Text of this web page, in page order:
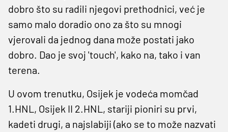
dobro što su radili njegovi prethodnici, već je
samo malo doradio ono za što su mnogi
vjerovali da jednog dana može postati jako
dobro. Dao je svoj 'touch', kako na, tako i van
terena.
U ovom trenutku, Osijek je vodeća momčad
1.HNL, Osijek II 2.HNL, stariji pioniri su prvi,
kadeti drugi, a najslabiji (ako se to može nazvati